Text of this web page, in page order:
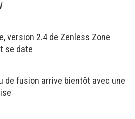
version 2.4 de Zenless Zone
se date
de fusion arrive bientôt avec une